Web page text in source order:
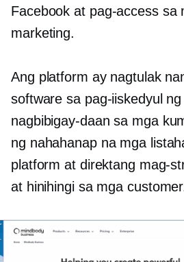
Facebook at pag-access sa
marketing.
Ang platform ay nagtulak
software sa pag-iiskedyul
nagbibigay-daan sa mga
ng nahahanap na mga
platform at direktang mag-
at hinihingisa mga